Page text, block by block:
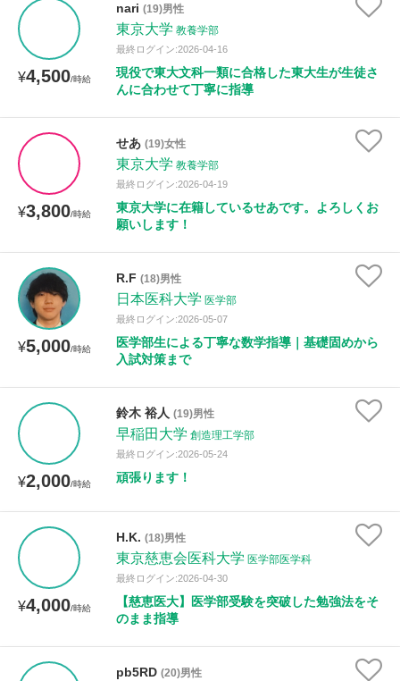
¥4,500/時給
nari (19)男性
東京大学 教養学部
最終ログイン:2026-04-16
現役で東大文科一類に合格した東大生が生徒さ
んに合わせて丁寧に指導
¥3,800/時給
せあ (19)女性
東京大学 教養学部
最終ログイン:2026-04-19
東京大学に在籍しているせあです。よろしくお
願いします！
¥5,000/時給
R.F (18)男性
日本医科大学 医学部
最終ログイン:2026-05-07
医学部生による丁寧な数学指導｜基礎固めから
入試対策まで
¥2,000/時給
鈴木 裕人 (19)男性
早稲田大学 創造理工学部
最終ログイン:2026-05-24
頑張ります！
¥4,000/時給
H.K. (18)男性
東京慈恵会医科大学 医学部医学科
最終ログイン:2026-04-30
【慈恵医大】医学部受験を突破した勉強法をそ
のまま指導
pb5RD (20)男性